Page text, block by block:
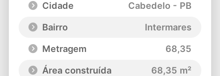
Cidade
Cabedelo - PB
Bairro
Intermares
Metragem
68,35
Área construída
68,35 m²